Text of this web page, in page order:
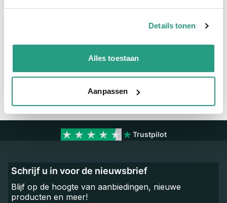
Details tonen
Alles toestaan
Aanpassen
Trustpilot
Schrijf u in voor de nieuwsbrief
Blijf op de hoogte van aanbiedingen, nieuwe
producten en meer!